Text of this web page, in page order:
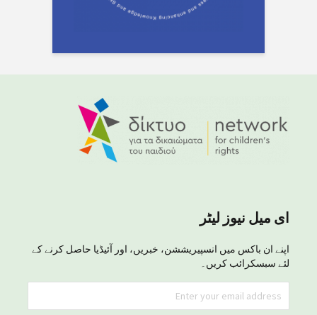
ای میل نیوز لیٹر
اپنے ان باکس میں انسپیریششن، خبریں، اور آئیڈیا حاصل کرنے کے
لئے سبسکرائب کریں۔